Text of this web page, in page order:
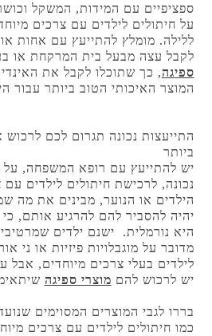
ספציפיים עם המידות, המשקל
על חיתולים לילדים עם צרכים
ללילה. מומלץ להתייעץ עם אחות או
לקבל עצה מבעל בית המרקחת או
ספיגה, כך שתוכלו לקבל את
המוצר האיכותי הטוב ביותר עבור
התייעצות נכונה תגרום לכם לרכוש
ביותר
יש להתייעץ עם רופא המשפחה, על
נכונה, לרכישת חיתולים לילדים
הילדים או הנוער, מבינים את מה
יהיה להסביר להם להרגיע אותם,
היא נורמלית. ישנם ילדים
מדובר על מוגבלויות פיזיות או ני
לילדים בעלי צרכים מיוחדים, אבל
יש לרכוש להם מוצרי ספיגה
בררו לגבי המוצרים המסוימים
כמו חיתולים לילדים עם צרכים